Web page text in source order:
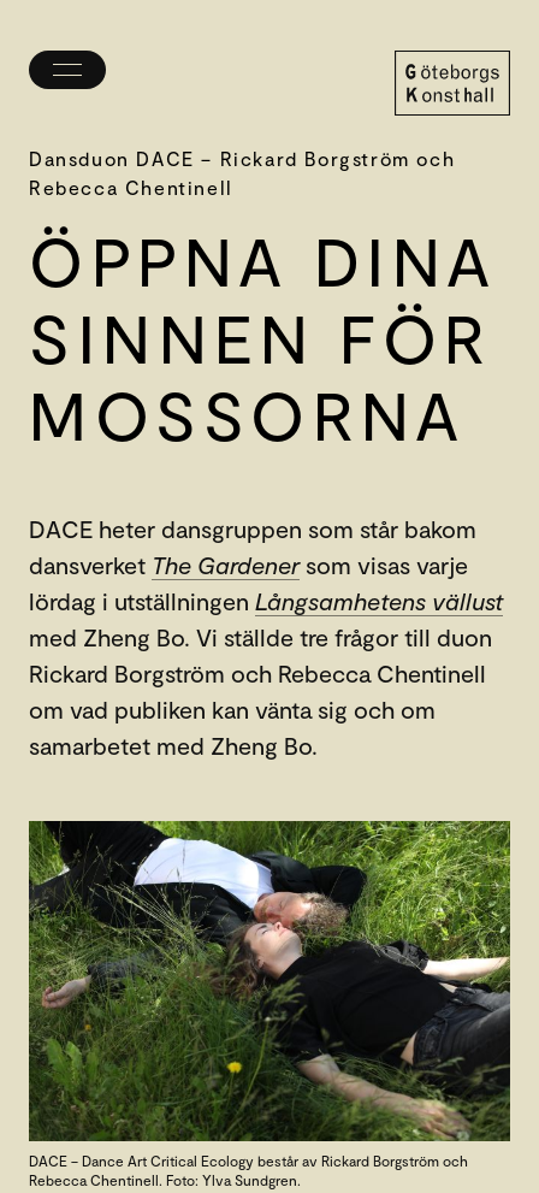
Öppna/stäng
Konsthall
Dansduon DACE – Rickard Borgström och
Rebecca Chentinell
ÖPPNA DINA
SINNEN FÖR
MOSS­ORNA
DACE heter dansgruppen som står bakom
dansverket The Gardenersom visas varje
lördag i utställningen Långsamhetens vällust
med Zheng Bo. Vi ställde tre frågor till duon
Rickard Borgström och Rebecca Chentinell
om vad publiken kan vänta sig och om
samarbetet med Zheng Bo.
DACE – Dance Art Critical Ecology består av Rickard Borgström och
Rebecca Chentinell. Foto: Ylva Sundgren.